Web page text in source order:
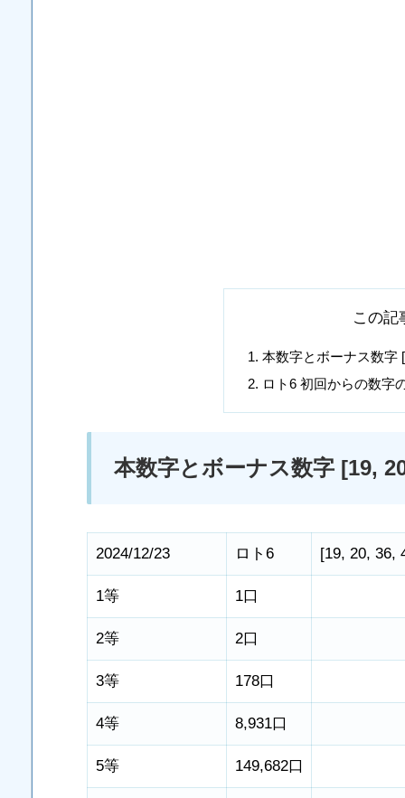
この記
本数字とボーナス数字
ロト6 初回からの数字
本数字とボーナス数字 [19,
2024/12/23 ロト6 [19, 20, 36,
1等 1口
2等 2口
3等 178口
4等 8,931口
5等 149,682口